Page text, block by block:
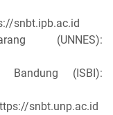
snbt.ipb.ac.id
(UNNES):
(ISBI):
snbt.unp.ac.id